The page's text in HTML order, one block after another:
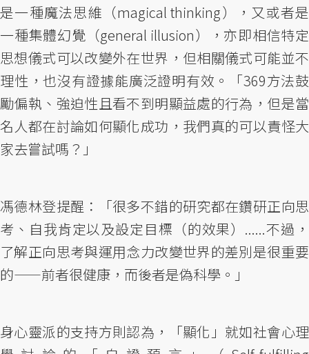
是一種魔法思維（magical thinking），又或者是
一種集體幻覺（general illusion），亦即相信特定
思想儀式可以改變外在世界，但相關儀式可能並不
理性，也沒有證據能廣泛證明有效。「369方法鼓
勵偏執、強迫性且看不到明顯益處的行為，但是當
名人都在討論如何顯化成功，我們真的可以責怪大
家去嘗試嗎？」
馮德林登提醒：「很多不錯的研究都在鑽研正向思
考、自我肯定以及設定目標（的效果）......不過，
了解正向思考與運用念力改變世界的差別是很重要
的——前者很健康，而後者是偽科學。」
身心靈派的支持方則認為，「顯化」就如社會心理